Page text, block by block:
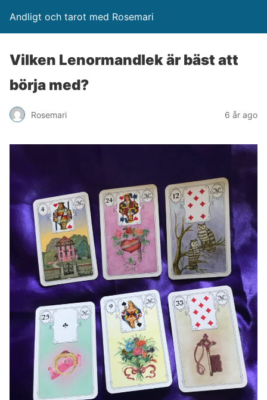
Andligt och tarot med Rosemari
Vilken Lenormandlek är bäst att
börja med?
Rosemari 6 år ago